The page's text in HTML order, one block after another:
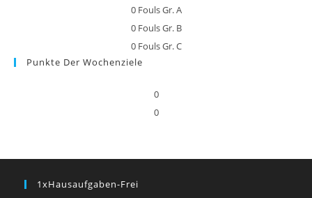
0 Fouls Gr. A
0 Fouls Gr. B
0 Fouls Gr. C
Punkte Der Wochenziele
0
0
1xHausaufgaben-Frei